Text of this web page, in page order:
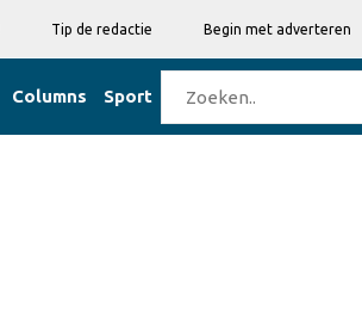
Tip de redactie Begin met adverteren
Columns Sport